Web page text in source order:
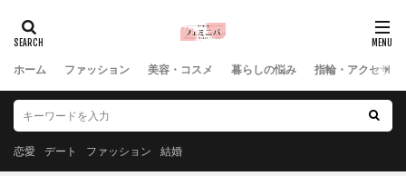
ホーム ファッション 美容・コスメ 暮らしの悩み 指輪・アクセサリ
恋愛 デート ファッション 結婚